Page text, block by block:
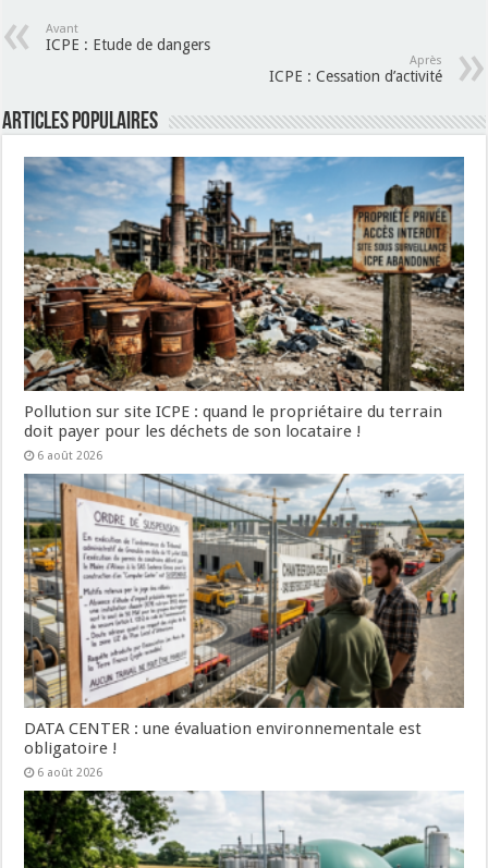
Avant
ICPE : Etude de dangers
Après
ICPE : Cessation d’activité
Articles populaires
Pollution sur site ICPE : quand le propriétaire du terrain
doit payer pour les déchets de son locataire !
6 août 2026
DATA CENTER : une évaluation environnementale est
obligatoire !
6 août 2026